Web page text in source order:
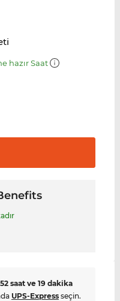
hazır Saat
52 saat ve 19 dakika
UPS-Expressseçin.